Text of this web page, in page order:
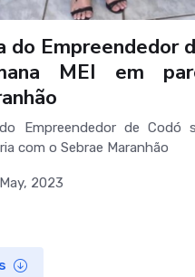
do Empreendedor
MEI em
Empreendedor de Codó
com o Sebrae Maranhão
2023